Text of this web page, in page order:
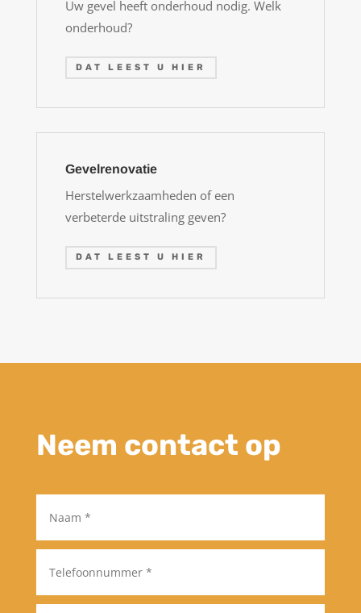
Uw gevel heeft onderhoud nodig. Welk
onderhoud?
DAT LEEST U HIER
Gevelrenovatie
Herstelwerkzaamheden of een
verbeterde uitstraling geven?
DAT LEEST U HIER
Neem contact op